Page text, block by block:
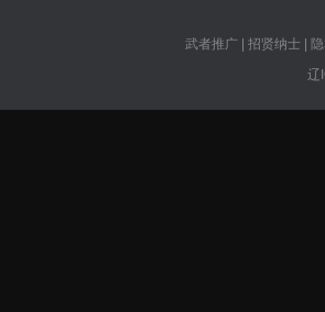
武者推广| 招贤纳士|
辽